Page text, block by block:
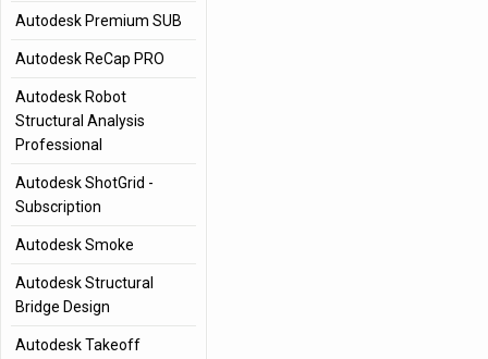
Autodesk Premium SUB
Autodesk ReCap PRO
Autodesk Robot
Structural Analysis
Professional
Autodesk ShotGrid -
Subscription
Autodesk Smoke
Autodesk Structural
Bridge Design
Autodesk Takeoff